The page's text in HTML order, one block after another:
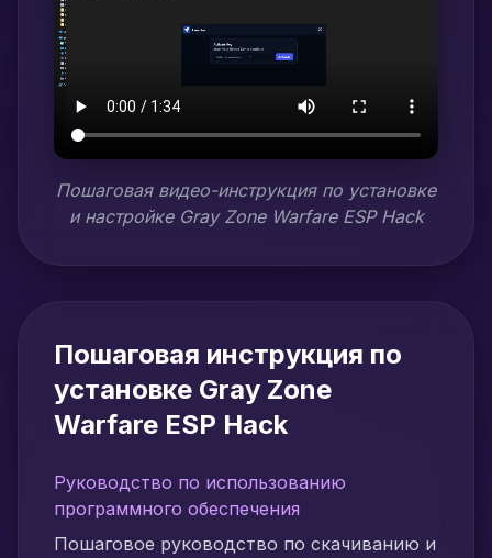
Пошаговая видео-инструкция по установке
и настройке Gray Zone Warfare ESP Hack
Пошаговая инструкция по
установке Gray Zone
Warfare ESP Hack
Руководство по использованию
программного обеспечения
Пошаговое руководство по скачиванию и